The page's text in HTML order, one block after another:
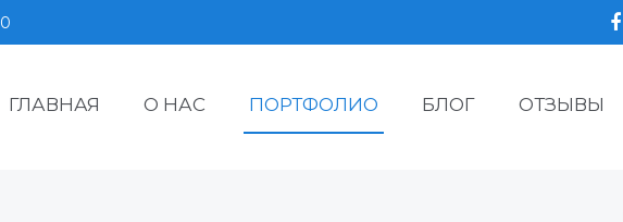
ГЛАВНАЯ О НАС ПОРТФОЛИО БЛОГ ОТЗЫВЫ